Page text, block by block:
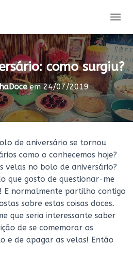
L
T
E
R
N
A
R
A
A
A
Ç
como surgiu?
em24/07/2019
de aniversário se tornou
como o conhecemos hoje?
velas no bolo de aniversário?
que gosto de questionar-me
E normalmente partilho contigo
sobre estas coisas doces.
que seria interessante saber
de se comemorar os
e de apagar as velas! Então